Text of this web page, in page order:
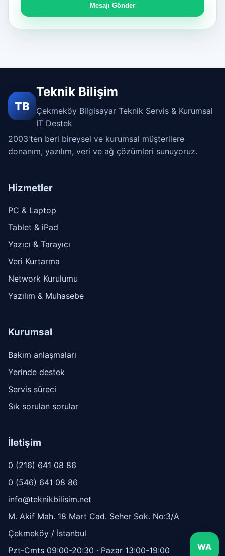
Mesajı Gönder
TB
Teknik Bilişim
Çekmeköy Bilgisayar Teknik Servis & Kurumsal
IT Destek
2003'ten beri bireysel ve kurumsal müşterilere
donanım, yazılım, veri ve ağ çözümleri sunuyoruz.
Hizmetler
PC & Laptop
Tablet & iPad
Yazıcı & Tarayıcı
Veri Kurtarma
Network Kurulumu
Yazılım & Muhasebe
Kurumsal
Bakım anlaşmaları
Yerinde destek
Servis süreci
Sık sorulan sorular
İletişim
0 (216) 641 08 86
0 (546) 641 08 86
info@teknikbilisim.net
M. Akif Mah. 18 Mart Cad. Seher Sok. No:3/A
Çekmeköy / İstanbul
Pzt-Cmts 09:00-20:30 · Pazar 13:00-19:00
WA